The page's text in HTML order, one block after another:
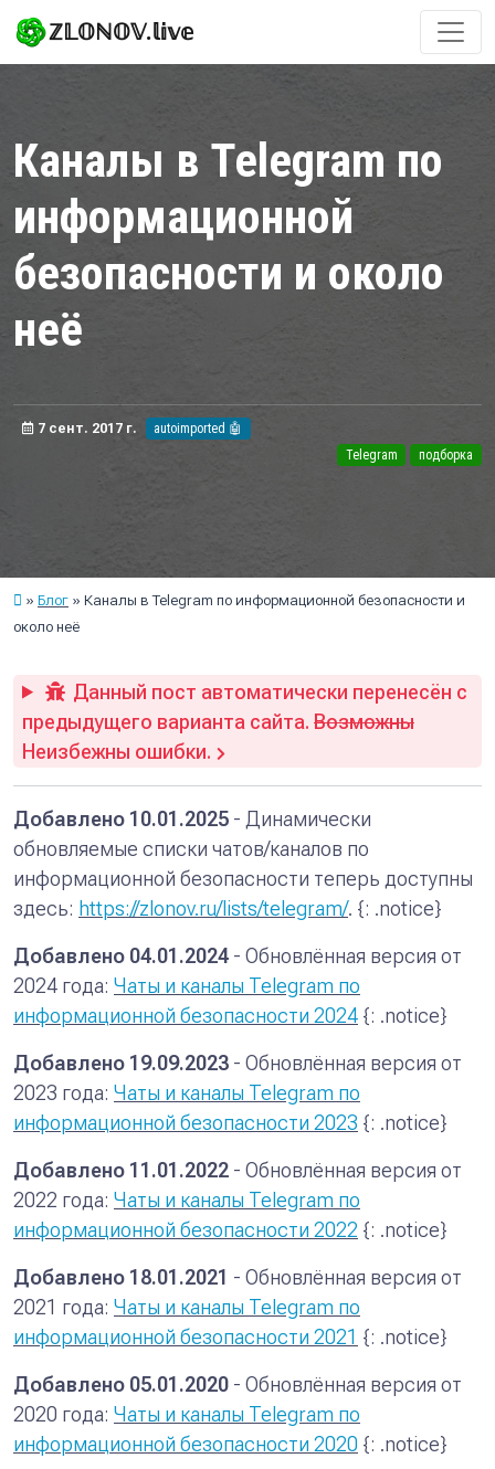
ℤ𝕃𝕆ℕ𝕆𝕍.𝕝𝕚𝕧𝕖
Каналы в Telegram по
информационной
безопасности и около
неё
7 сент. 2017 г.
autoimported 🤖
Telegram
подборка
Блог
Каналы в Telegram по информационной безопасности и
около неё
Данный пост автоматически перенесён с
предыдущего варианта сайта. Возможны
Неизбежны ошибки.
Добавлено 10.01.2025 - Динамически
обновляемые списки чатов/каналов по
информационной безопасности теперь доступны
здесь: https://zlonov.ru/lists/telegram/. {: .notice}
Добавлено 04.01.2024 - Обновлённая версия от
2024 года: Чаты и каналы Telegram по
информационной безопасности 2024 {: .notice}
Добавлено 19.09.2023 - Обновлённая версия от
2023 года: Чаты и каналы Telegram по
информационной безопасности 2023 {: .notice}
Добавлено 11.01.2022 - Обновлённая версия от
2022 года: Чаты и каналы Telegram по
информационной безопасности 2022 {: .notice}
Добавлено 18.01.2021 - Обновлённая версия от
2021 года: Чаты и каналы Telegram по
информационной безопасности 2021 {: .notice}
Добавлено 05.01.2020 - Обновлённая версия от
2020 года: Чаты и каналы Telegram по
информационной безопасности 2020 {: .notice}